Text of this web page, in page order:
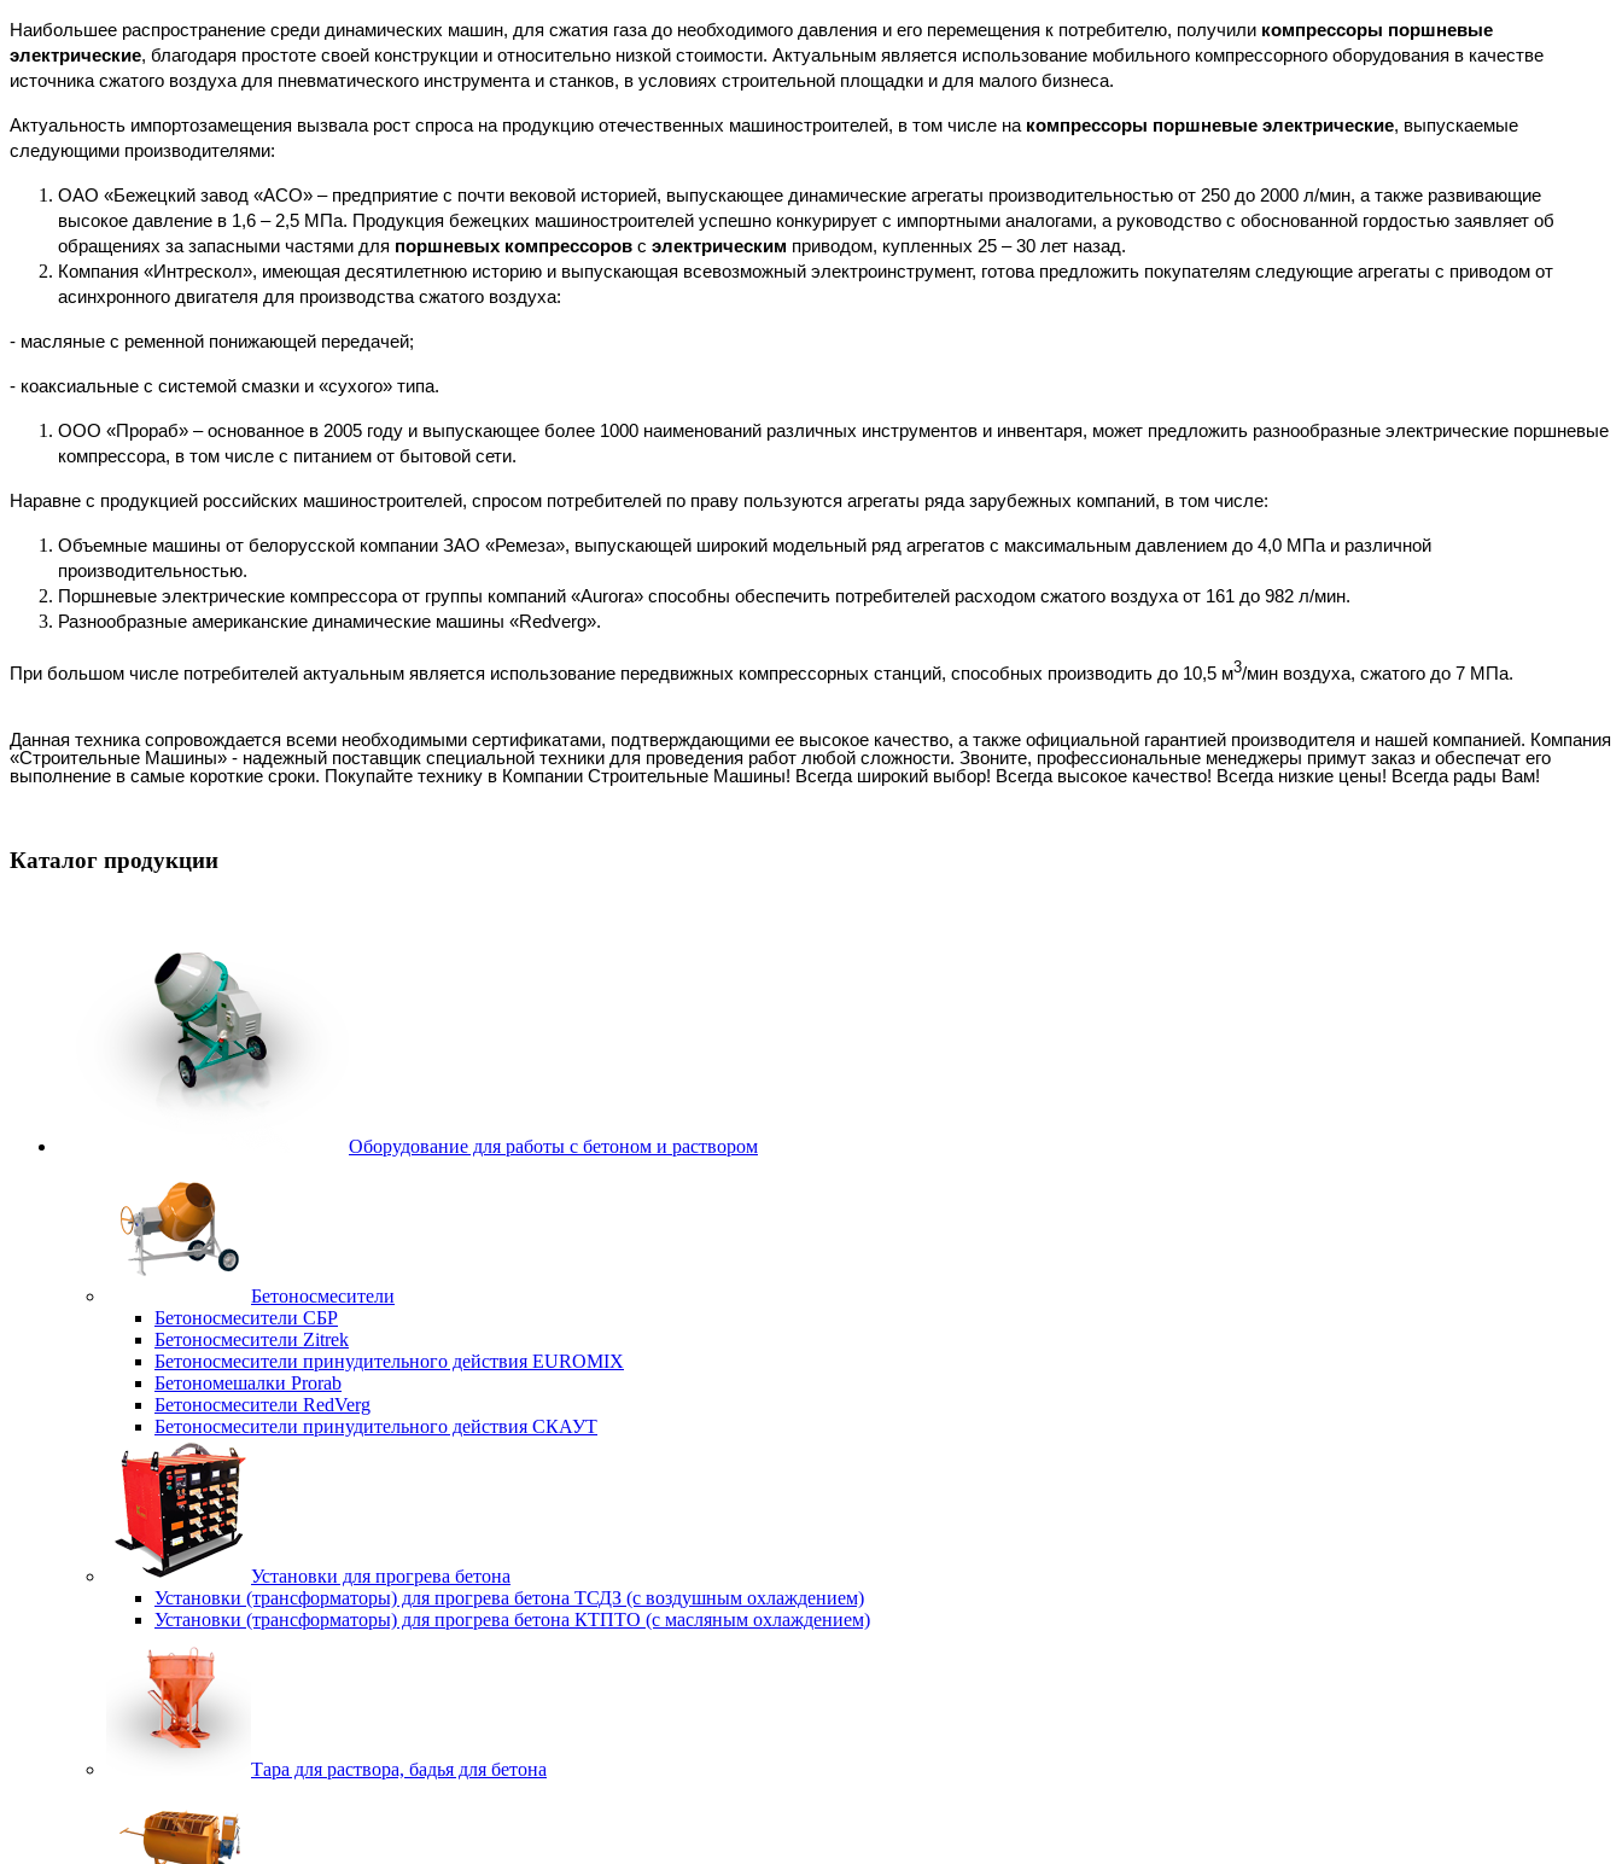
Наибольшее распространение среди динамических машин, для сжатия газа до необходимого давления и его перемещения к потребителю, получили компрессоры поршневые
электрические, благодаря простоте своей конструкции и относительно низкой стоимости. Актуальным является использование мобильного компрессорного оборудования в качестве
источника сжатого воздуха для пневматического инструмента и станков, в условиях строительной площадки и для малого бизнеса.
Актуальность импортозамещения вызвала рост спроса на продукцию отечественных машиностроителей, в том числе на компрессоры поршневые электрические, выпускаемые
следующими производителями:
ОАО «Бежецкий завод «АСО» – предприятие с почти вековой историей, выпускающее динамические агрегаты производительностью от 250 до 2000 л/мин, а также развивающие
высокое давление в 1,6 – 2,5 МПа. Продукция бежецких машиностроителей успешно конкурирует с импортными аналогами, а руководство с обоснованной гордостью заявляет об
обращениях за запасными частями для поршневых компрессоров с электрическим приводом, купленных 25 – 30 лет назад.
Компания «Интрескол», имеющая десятилетнюю историю и выпускающая всевозможный электроинструмент, готова предложить покупателям следующие агрегаты с приводом от
асинхронного двигателя для производства сжатого воздуха:
- масляные с ременной понижающей передачей;
- коаксиальные с системой смазки и «сухого» типа.
ООО «Прораб» – основанное в 2005 году и выпускающее более 1000 наименований различных инструментов и инвентаря, может предложить разнообразные электрические поршневые
компрессора, в том числе с питанием от бытовой сети.
Наравне с продукцией российских машиностроителей, спросом потребителей по праву пользуются агрегаты ряда зарубежных компаний, в том числе:
Объемные машины от белорусской компании ЗАО «Ремеза», выпускающей широкий модельный ряд агрегатов с максимальным давлением до 4,0 МПа и различной
производительностью.
Поршневые электрические компрессораот группы компаний «Aurora» способны обеспечить потребителей расходом сжатого воздуха от 161 до 982 л/мин.
Разнообразные американские динамические машины «Redverg».
При большом числе потребителей актуальным является использование передвижных компрессорных станций, способных производить до 10,5 м3/мин воздуха, сжатого до 7 МПа.
Данная техника сопровождается всеми необходимыми сертификатами, подтверждающими ее высокое качество, а также официальной гарантией производителя и нашей компанией. Компания
«Строительные Машины» - надежный поставщик специальной техники для проведения работ любой сложности. Звоните, профессиональные менеджеры примут заказ и обеспечат его
выполнение в самые короткие сроки. Покупайте технику в Компании Строительные Машины! Всегда широкий выбор! Всегда высокое качество! Всегда низкие цены! Всегда рады Вам!
Каталог продукции
Оборудование для работы с бетоном и раствором
Бетоносмесители
Бетоносмесители СБР
Бетоносмесители Zitrek
Бетоносмесители принудительного действия EUROMIX
Бетономешалки Prorab
Бетоносмесители RedVerg
Бетоносмесители принудительного действия СКАУТ
Установки для прогрева бетона
Установки (трансформаторы) для прогрева бетона ТСДЗ (c воздушным охлаждением)
Установки (трансформаторы) для прогрева бетона КТПТО (c масляным охлаждением)
Тара для раствора, бадья для бетона